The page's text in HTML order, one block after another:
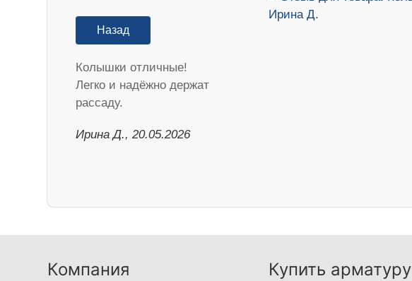
Назад
Колышки отличные!
Легко и надёжно держат
рассаду.
Ирина Д., 20.05.2026
Компания Купить арматуру